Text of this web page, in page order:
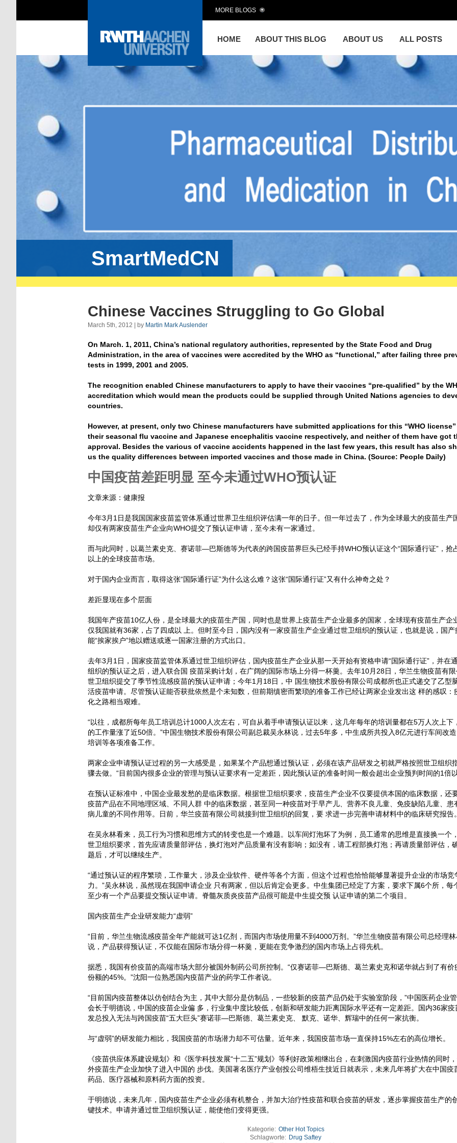
HOME ABOUT THIS BLOG ABOUT US ALL POSTS
MORE BLOGS
SmartMedCN
Chinese Vaccines Struggling to Go Global
March 5th, 2012 | by Martin Mark Auslender
On March. 1, 2011, China’s national regulatory authorities, represented by the State Food and Drug
Administration, in the area of vaccines were accredited by the WHO as “functional,” after failing three
tests in 1999, 2001 and 2005.
The recognition enabled Chinese manufacturers to apply to have their vaccines “pre-qualified” by the
accreditation which would mean the products could be supplied through United Nations agencies to
countries.
However, at present, only two Chinese manufacturers have submitted applications for this “WHO
their seasonal flu vaccine and Japanese encephalitis vaccine respectively, and neither of them have got
approval. Besides the various of vaccine accidents happened in the last few years, this result has also
us the quality differences between imported vaccines and those made in China. (Source: People Daily)
中国疫苗差距明显 至今未通过WHO预认证
文章来源：健康报
今年3月1日是我国国家疫苗监管体系通过世界卫生组织评估满一年的日子。但一年过去了，作为全球最大的疫苗生产
却仅有两家疫苗生产企业向WHO提交了预认证申请，至今未有一家通过。
而与此同时，以葛兰素史克、赛诺菲—巴斯德等为代表的跨国疫苗界巨头已经手持WHO预认证这个“国际通行证”，抢
以上的全球疫苗市场。
对于国内企业而言，取得这张“国际通行证”为什么这么难？这张“国际通行证”又有什么神奇之处？
差距显现在多个层面
我国年产疫苗10亿人份，是全球最大的疫苗生产国，同时也是世界上疫苗生产企业最多的国家，全球现有疫苗生产企
仅我国就有36家，占了四成以 上。但时至今日，国内没有一家疫苗生产企业通过世卫组织的预认证，也就是说，国产
能“挨家挨户”地以赠送或逐一国家注册的方式出口。
去年3月1日，国家疫苗监管体系通过世卫组织评估，国内疫苗生产企业从那一天开始有资格申请“国际通行证”，并在
组织的预认证之后，进入联合国 疫苗采购计划，在广阔的国际市场上分得一杯羹。去年10月28日，华兰生物疫苗有限
世卫组织提交了季节性流感疫苗的预认证申请；今年1月18日，中 国生物技术股份有限公司成都所也正式递交了乙型
活疫苗申请。尽管预认证能否获批依然是个未知数，但前期缜密而繁琐的准备工作已经让两家企业发出这 样的感叹：
化之路相当艰难。
“以往，成都所每年员工培训总计1000人次左右，可自从着手申请预认证以来，这几年每年的培训量都在5万人次上下
的工作量涨了近50倍。”中国生物技术股份有限公司副总裁吴永林说，过去5年多，中生成所共投入8亿元进行车间改
培训等各项准备工作。
两家企业申请预认证过程的另一大感受是，如果某个产品想通过预认证，必须在该产品研发之初就严格按照世卫组织
骤去做。“目前国内很多企业的管理与预认证要求有一定差距，因此预认证的准备时间一般会超出企业预判时间的1倍
在预认证标准中，中国企业最发愁的是临床数据。根据世卫组织要求，疫苗生产企业不仅要提供本国的临床数据，还
疫苗产品在不同地理区域、不同人群 中的临床数据，甚至同一种疫苗对于早产儿、营养不良儿童、免疫缺陷儿童、患
病儿童的不同作用等。日前，华兰疫苗有限公司就接到世卫组织的回复，要 求进一步完善申请材料中的临床研究报告。
在吴永林看来，员工行为习惯和思维方式的转变也是一个难题。以车间灯泡坏了为例，员工通常的思维是直接换一个
世卫组织要求，首先应请质量部评估，换灯泡对产品质量有没有影响；如没有，请工程部换灯泡；再请质量部评估，
题后，才可以继续生产。
“通过预认证的程序繁琐，工作量大，涉及企业软件、硬件等各个方面，但这个过程也恰恰能够显著提升企业的市场竞
力。”吴永林说，虽然现在我国申请企业 只有两家，但以后肯定会更多。中生集团已经定了方案，要求下属6个所，每
至少有一个产品要提交预认证申请。脊髓灰质炎疫苗产品很可能是中生提交预 认证申请的第二个项目。
国内疫苗生产企业研发能力“虚弱”
“目前，华兰生物流感疫苗全年产能就可达1亿剂，而国内市场使用量不到4000万剂。”华兰生物疫苗有限公司总经理
说，产品获得预认证，不仅能在国际市场分得一杯羹，更能在竞争激烈的国内市场上占得先机。
据悉，我国有价疫苗的高端市场大部分被国外制药公司所控制。“仅赛诺菲—巴斯德、葛兰素史克和诺华就占到了有价
份额的45%。”沈阳一位熟悉国内疫苗产业的药学工作者说。
“目前国内疫苗整体以仿创结合为主，其中大部分是仿制品，一些较新的疫苗产品仍处于实验室阶段，”中国医药企业
会长于明德说，中国的疫苗企业偏 多，行业集中度比较低，创新和研发能力距离国际水平还有一定差距。国内36家疫
发总投入无法与跨国疫苗“五大巨头”赛诺菲—巴斯德、葛兰素史克、 默克、诺华、辉瑞中的任何一家抗衡。
与“虚弱”的研发能力相比，我国疫苗的市场潜力却不可估量。近年来，我国疫苗市场一直保持15%左右的高位增长。
《疫苗供应体系建设规划》和《医学科技发展“十二五”规划》等利好政策相继出台，在刺激国内疫苗行业热情的同时
外疫苗生产企业加快了进入中国的 步伐。美国著名医疗产业创投公司维梧生技近日就表示，未来几年将扩大在中国疫
药品、医疗器械和原料药方面的投资。
于明德说，未来几年，国内疫苗生产企业必须有机整合，并加大治疗性疫苗和联合疫苗的研发，逐步掌握疫苗生产的
键技术。申请并通过世卫组织预认证，能使他们变得更强。
Kategorie: Other Hot Topics
Schlagworte: Drug Saftey